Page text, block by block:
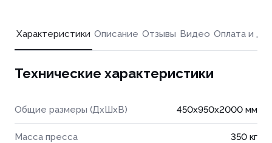
Характеристики Описание Отзывы Видео Оплата и
Технические характеристики
Общие размеры (ДхШхВ) 450x950x2000 мм
Масса пресса 350 кг